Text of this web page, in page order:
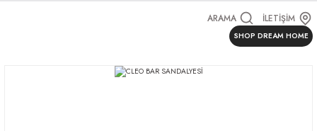
ARAMA İLETİŞİM
SHOP DREAM HOME